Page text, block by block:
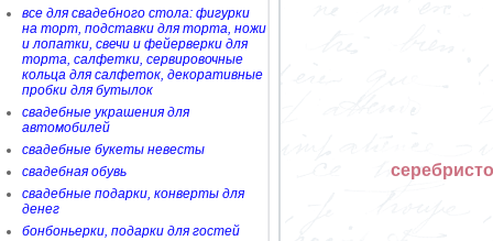
все для свадебного стола: фигурки
на торт, подставки для торта, ножи
и лопатки, свечи и фейерверки для
торта, салфетки, сервировочные
кольца для салфеток, декоративные
пробки для бутылок
свадебные украшения для
автомобилей
свадебные букеты невесты
свадебная обувь
свадебные подарки, конверты для
денег
бонбоньерки, подарки для гостей